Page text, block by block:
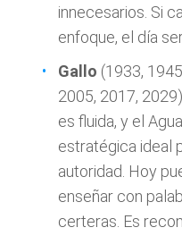
innecesarios. Si
enfoque, el día
Gallo (1933,
2005, 2017,
es fluida, y el
estratégica ideal
autoridad. Hoy
enseñar con
certeras. Es